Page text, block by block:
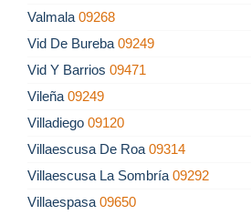
Valmala 09268
Vid De Bureba 09249
Vid Y Barrios 09471
Vileña 09249
Villadiego 09120
Villaescusa De Roa 09314
Villaescusa La Sombría 09292
Villaespasa 09650